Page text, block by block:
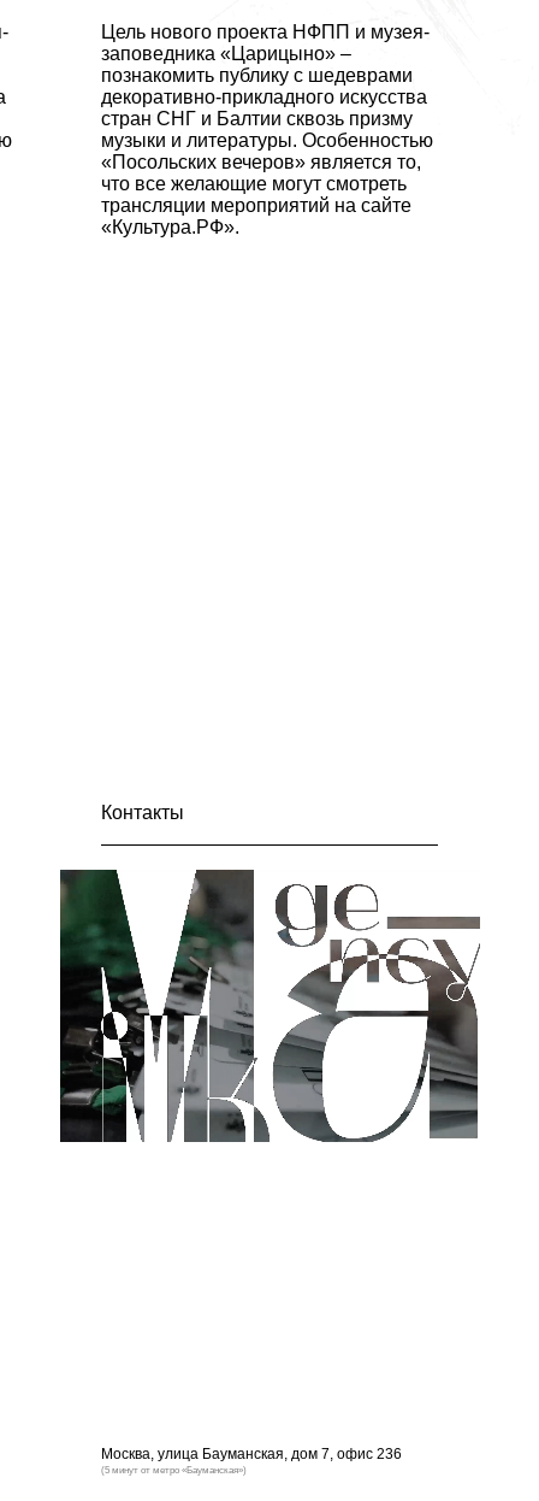
- Цель нового проекта НФПП и музея-
заповедника «Царицыно» –
познакомить публику с шедеврами
декоративно-прикладного искусства
стран СНГ и Балтии сквозь призму
музыки и литературы. Особенностью
«Посольских вечеров» является то,
что все желающие могут смотреть
трансляции мероприятий на сайте
«Культура.РФ».
Москва, улица Бауманская, дом 7, офис 236
Контакты
(5 минут от метро «Бауманская»)